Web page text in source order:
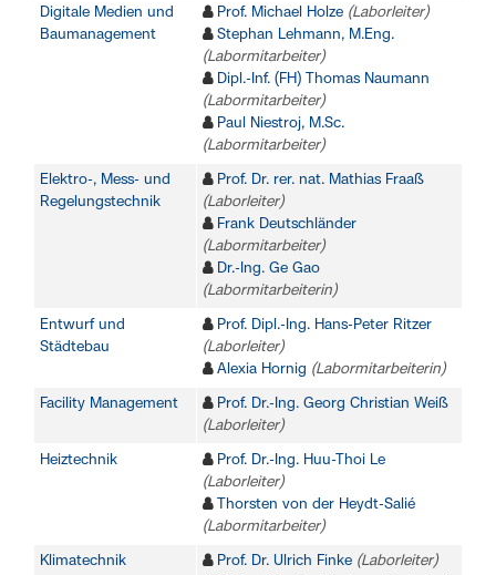
Digitale Medien und
Baumanagement
Prof. Michael Holze (Laborleiter)
Stephan Lehmann, M.Eng.
(Labormitarbeiter)
Dipl.-Inf. (FH) Thomas Naumann
(Labormitarbeiter)
Paul Niestroj, M.Sc.
(Labormitarbeiter)
Elektro-, Mess- und
Regelungstechnik
Prof. Dr. rer. nat. Mathias Fraaß
(Laborleiter)
Frank Deutschländer
(Labormitarbeiter)
Dr.-Ing. Ge Gao
(Labormitarbeiterin)
Entwurf und
Städtebau
Prof. Dipl.-Ing. Hans-Peter Ritzer
(Laborleiter)
Alexia Hornig (Labormitarbeiterin)
Facility Management
Prof. Dr.-Ing. Georg Christian Weiß
(Laborleiter)
Heiztechnik
Prof. Dr.-Ing. Huu-Thoi Le
(Laborleiter)
Thorsten von der Heydt-Salié
(Labormitarbeiter)
Klimatechnik Prof. Dr. Ulrich Finke (Laborleiter)